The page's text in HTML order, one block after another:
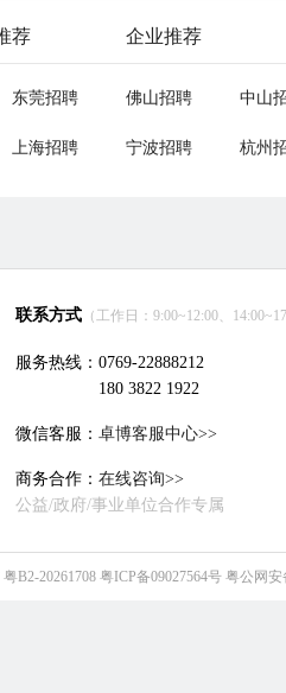
荐 企业推荐
东莞招聘 佛山招聘 中山
上海招聘 宁波招聘 杭州
联系方式 （工作日：9:00~12:00、
服务热线：0769-22888212
180 3822 1922
微信客服： 卓博客服中心>>
商务合作： 在线咨询>>
公益/政府/事业单位合作专属
粤B2-20261708 粤ICP备09027564号 粤公网安